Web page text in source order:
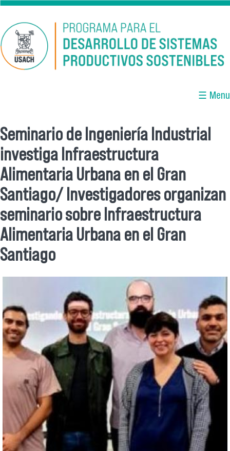
Pasar al contenido principal
☰ Menu
Se encuentra usted aquí
Seminario de Ingeniería Industrial
investiga Infraestructura
Alimentaria Urbana en el Gran
Santiago/ Investigadores organizan
seminario sobre Infraestructura
Alimentaria Urbana en el Gran
Santiago